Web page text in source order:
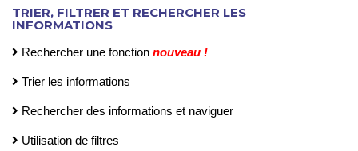
TRIER, FILTRER ET RECHERCHER LES
INFORMATIONS
Rechercher une fonction nouveau !
Trier les informations
Rechercher des informations et naviguer
Utilisation de filtres